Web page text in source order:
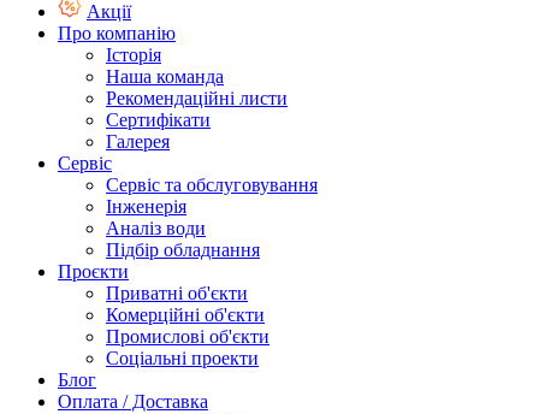
Акції
Про компанію
Історія
Наша команда
Рекомендаційні листи
Сертифікати
Галерея
Сервіс
Сервіс та обслуговування
Інженерія
Аналіз води
Підбір обладнання
Проєкти
Приватні об'єкти
Комерційні об'єкти
Промислові об'єкти
Соціальні проекти
Блог
Оплата / Доставка